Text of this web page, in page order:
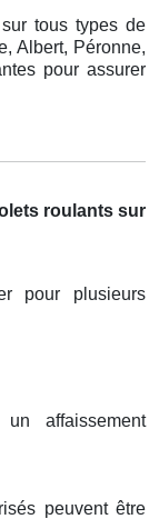
tous types de
Albert, Péronne,
pour assurer
roulants sur
pour plusieurs
affaissement
peuvent être